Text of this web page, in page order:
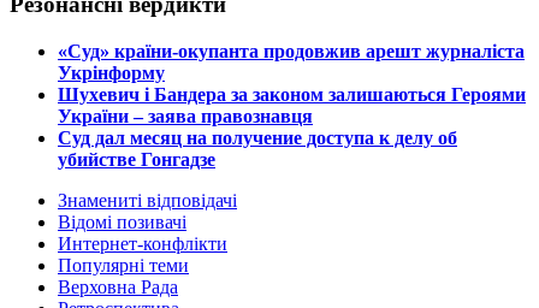
​«Суд» країни-окупанта продовжив арешт журналіста
Укрінформу
Шухевич і Бандера за законом залишаються Героями
України – заява правознавця
Суд дал месяц на получение доступа к делу об
убийстве Гонгадзе
Знамениті відповідачі
Відомі позивачі
Интернет-конфлікти
Популярні теми
Верховна Рада